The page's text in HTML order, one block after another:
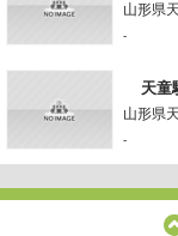
山形県
-
天童
山形県
-